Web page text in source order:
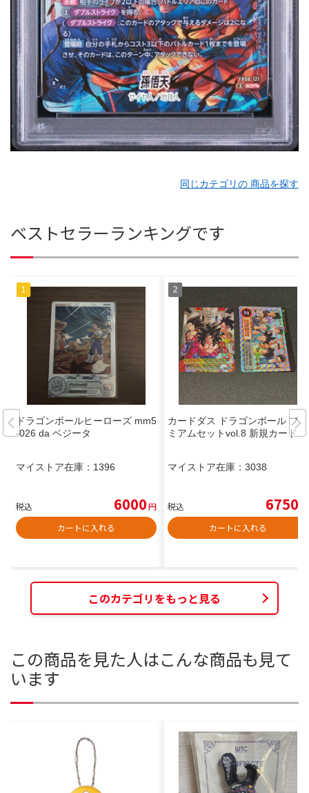
同じカテゴリの 商品を探す
ベストセラーランキングです
ドラゴンボールヒーローズ mm5
-026 da ベジータ
マイストア在庫： 1396
税込 6000円
カートに入れる
カードダス ドラゴンボール プレ
ミアムセットvol.8 新規カード
マイストア在庫： 3038
税込 6750
カートに入れる
このカテゴリをもっと見る
この商品を見た人はこんな商品も見て
います